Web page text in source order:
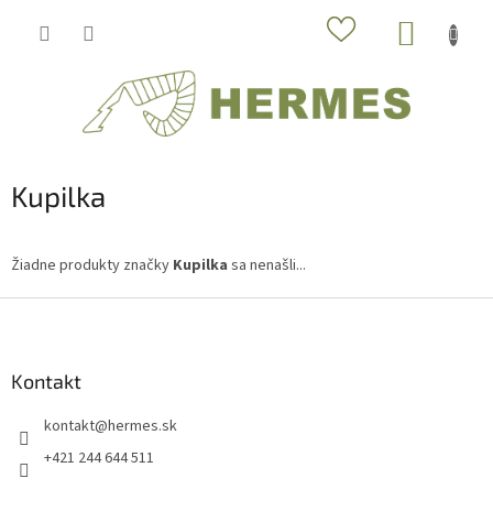
Kupilka
Žiadne produkty značky Kupilka sa nenašli...
Kontakt
kontakt@hermes.sk
+421 244 644 511